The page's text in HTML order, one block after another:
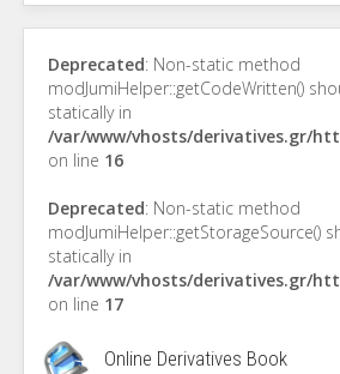
Deprecated: Non-static method
modJumiHelper::getCodeWritten()
statically in
/var/www/vhosts/derivatives.gr/
on line 16
Deprecated: Non-static method
modJumiHelper::getStorageSource()
statically in
/var/www/vhosts/derivatives.gr/
on line 17
Online Derivatives Book